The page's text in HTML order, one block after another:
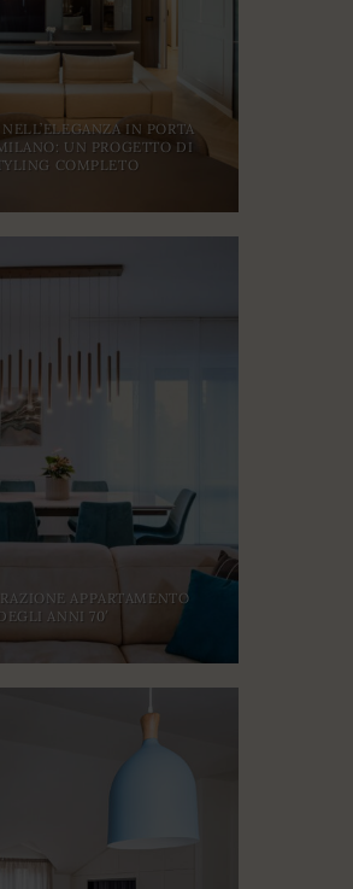
IN PORTA
UN PROGETTO DI
COMPLETO
APPARTAMENTO
ANNI 70′